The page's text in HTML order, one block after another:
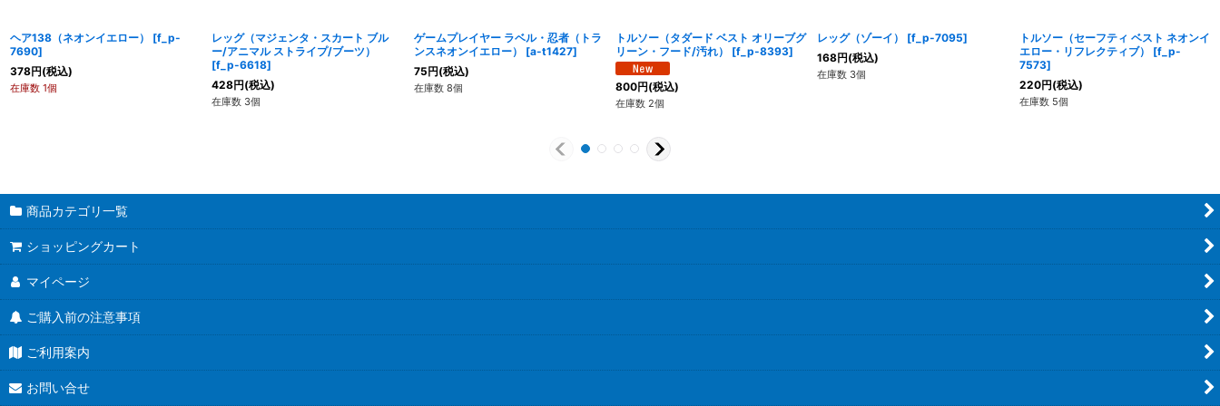
ヘア138（ネオンイエロー） [f_p-
7690]
378円(税込)
在庫数 1個
レッグ（マジェンタ・スカート ブル
ー/アニマル ストライプ/ブーツ）
[f_p-6618]
428円(税込)
在庫数 3個
ゲームプレイヤー ラベル・忍者（トラ
ンスネオンイエロー）
[a-t1427]
75円(税込)
在庫数 8個
トルソー（タダード ベスト オリーブグ
リーン・フード/汚れ）
[f_p-8393]
800円(税込)
在庫数 2個
レッグ（ゾーイ） [f_p-7095]
168円(税込)
在庫数 3個
トルソー（セーフティ ベスト ネオンイ
エロー・リフレクティブ）
[f_p-
7573]
220円(税込)
在庫数 5個
商品カテゴリ一覧
ショッピングカート
マイページ
ご購入前の注意事項
ご利用案内
お問い合せ